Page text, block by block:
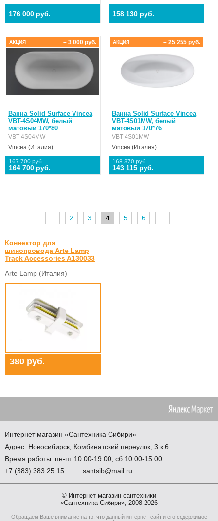
176 000 руб. 158 130 руб.
Ванна Solid Surface Vincea
VBT-4S04MW, белый
матовый 170*80
VBT-4S04MW
Vincea (Италия)
167 700 руб.
164 700 руб.
– 3 000 руб.
АКЦИЯ
Ванна Solid Surface Vincea
VBT-4S01MW, белый
матовый 170*76
VBT-4S01MW
Vincea (Италия)
168 370 руб.
143 115 руб.
– 25 255 руб.
АКЦИЯ
2 3 4 5 6
Коннектор для
шинопровода Arte Lamp
Track Accessories A130033
Arte Lamp (Италия)
380 руб.
Интернет магазин «Сантехника Сибири»
Адрес: Новосибирск Комбинатский переулок, 3 к.6
Время работы: пн-пт 10.00-19.00, сб 10.00-15.00
+7 (383) 383 25 15 santsib@mail.ru
© Интернет магазин сантехники
«Сантехника Сибири», 2008-2026
Обращаем Ваше внимание на то, что данный интернет-сайт и его содержимое